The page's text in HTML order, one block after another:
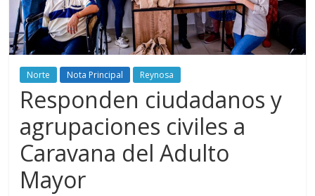
Norte Nota Principal Reynosa
Responden ciudadanos y
agrupaciones civiles a
Caravana del Adulto
Mayor